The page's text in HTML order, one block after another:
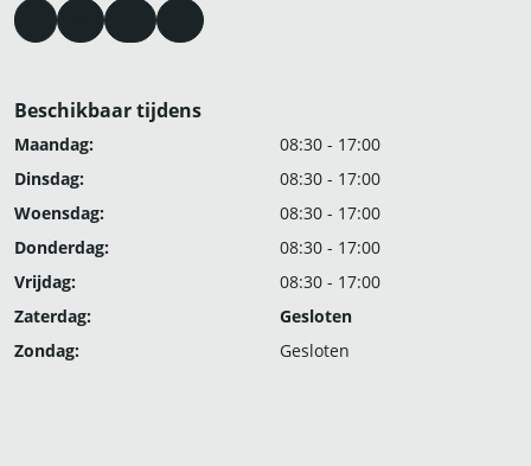
Beschikbaar tijdens
Maandag:
08:30 - 17:00
Dinsdag:
08:30 - 17:00
Woensdag:
08:30 - 17:00
Donderdag:
08:30 - 17:00
Vrijdag:
08:30 - 17:00
Zaterdag:
Gesloten
Zondag:
Gesloten